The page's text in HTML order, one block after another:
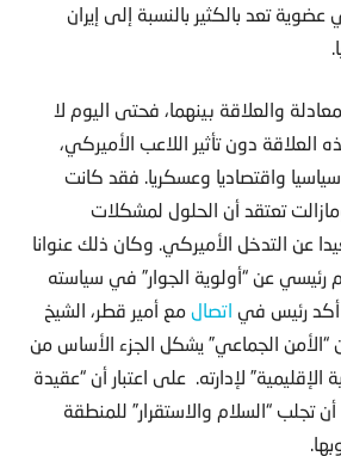
تعد بالكثير بالنسبة إلى إيران
والعلاقة بينهما، فحتى اليوم لا
دون تأثير اللاعب الأميركي،
واقتصاديا وعسكريا. فقد كانت
تعتقد أن الحلول لمشكلات
عن التدخل الأميركي. وكان ذلك عنوانا
رئيسي عن “أولوية الجوار” في سياسته
أكد رئيس في اتصال مع أمير قطر، الشيخ
“الأمن الجماعي” يشكل الجزء الأساس من
الإقليمية” لإدارته. على اعتبار أن “عقيدة
تجلب “السلام والاستقرار” للمنطقة